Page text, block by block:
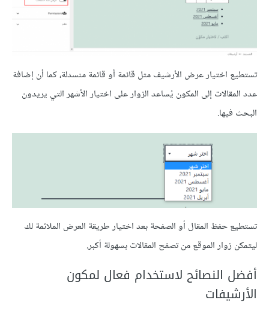
تستطيع اختيار عرض الأرشيف مثل قائمة أو قائمة منسدلة، كما أن إضافة
عدد المقالات إلى المكون يُساعد الزوار على اختيار الأشهر التي يريدون
البحث فيها.
تستطيع حفظ المقال أو الصفحة بعد اختيار طريقة العرض الملائمة لك
ليتمكن زوار الموقع من تصفح المقالات بسهولة أكبر.
أفضل النصائح لاستخدام فعال لمكون
الأرشيفات